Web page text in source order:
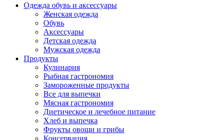
Одежда обувь и аксессуары
Женская одежда
Обувь
Аксессуары
Детская одежда
Мужская одежда
Продукты
Кулинария
Рыбная гастрономия
Замороженные продукты
Все для выпечки
Мясная гастрономия
Диетическое и лечебное питание
Хлеб и выпечка
Фрукты овощи и грибы
Консервация